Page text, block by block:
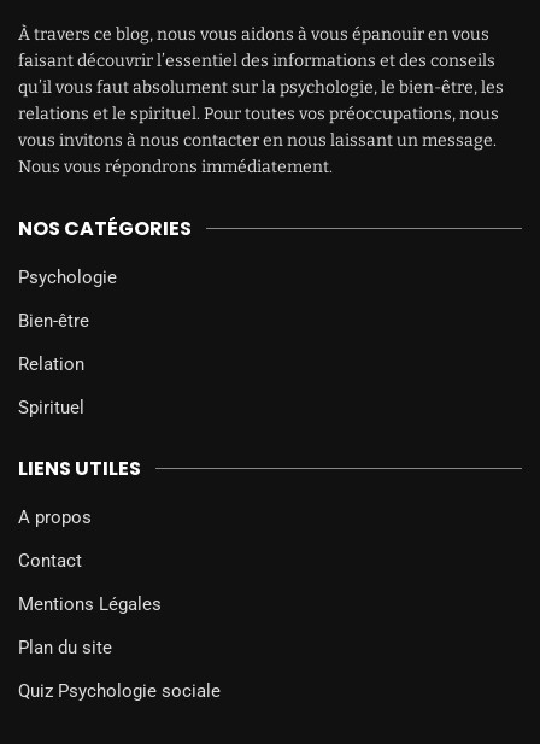
À travers ce blog, nous vous aidons à vous épanouir en vous
faisant découvrir l’essentiel des informations et des conseils
qu’il vous faut absolument sur la psychologie, le bien-être, les
relations et le spirituel. Pour toutes vos préoccupations, nous
vous invitons à nous contacter en nous laissant un message.
Nous vous répondrons immédiatement.
NOS CATÉGORIES
Psychologie
Bien-être
Relation
Spirituel
LIENS UTILES
A propos
Contact
Mentions Légales
Plan du site
Quiz Psychologie sociale